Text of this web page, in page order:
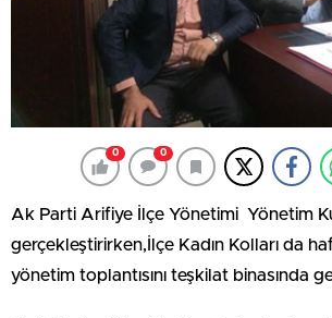
0 0
Ak Parti Arifiye İlçe Yönetimi Yönetim
gerçekleştirirken,İlçe Kadın Kolları da
yönetim toplantısını teşkilat binasında